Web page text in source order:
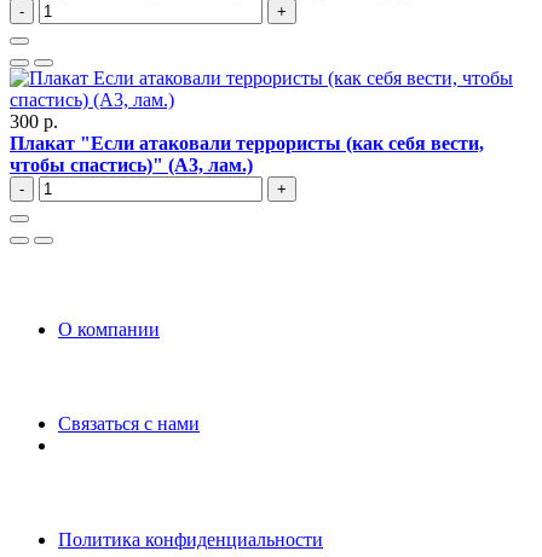
- +
300 р.
Плакат "Если атаковали террористы (как себя вести,
чтобы спастись)" (A3, лам.)
- +
O компании
Связаться с нами
Политика конфиденциальности